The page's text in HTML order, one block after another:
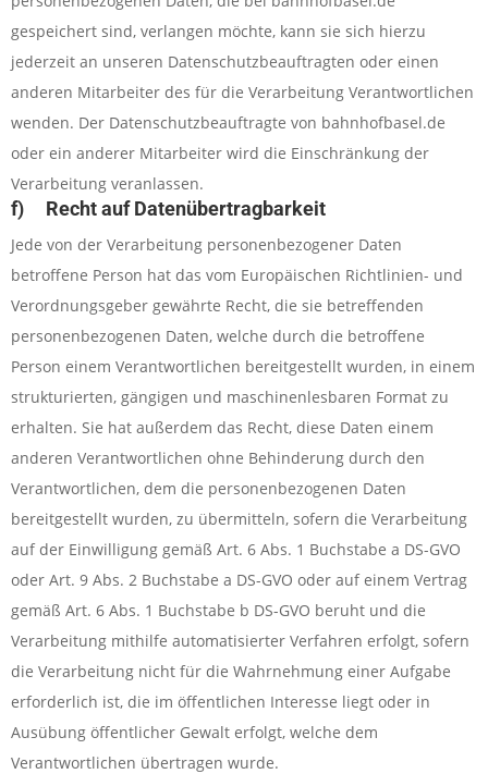
gespeichert sind, verlangen möchte, kann sie sich hierzu
jederzeit an unseren Datenschutzbeauftragten oder einen
anderen Mitarbeiter des für die Verarbeitung Verantwortlichen
wenden. Der Datenschutzbeauftragte von bahnhofbasel.de
oder ein anderer Mitarbeiter wird die Einschränkung der
Verarbeitung veranlassen.
f) Recht auf Datenübertragbarkeit
Jede von der Verarbeitung personenbezogener Daten
betroffene Person hat das vom Europäischen Richtlinien- und
Verordnungsgeber gewährte Recht, die sie betreffenden
personenbezogenen Daten, welche durch die betroffene
Person einem Verantwortlichen bereitgestellt wurden, in einem
strukturierten, gängigen und maschinenlesbaren Format zu
erhalten. Sie hat außerdem das Recht, diese Daten einem
anderen Verantwortlichen ohne Behinderung durch den
Verantwortlichen, dem die personenbezogenen Daten
bereitgestellt wurden, zu übermitteln, sofern die Verarbeitung
auf der Einwilligung gemäß Art. 6 Abs. 1 Buchstabe a DS-GVO
oder Art. 9 Abs. 2 Buchstabe a DS-GVO oder auf einem Vertrag
gemäß Art. 6 Abs. 1 Buchstabe b DS-GVO beruht und die
Verarbeitung mithilfe automatisierter Verfahren erfolgt, sofern
die Verarbeitung nicht für die Wahrnehmung einer Aufgabe
erforderlich ist, die im öffentlichen Interesse liegt oder in
Ausübung öffentlicher Gewalt erfolgt, welche dem
Verantwortlichen übertragen wurde.